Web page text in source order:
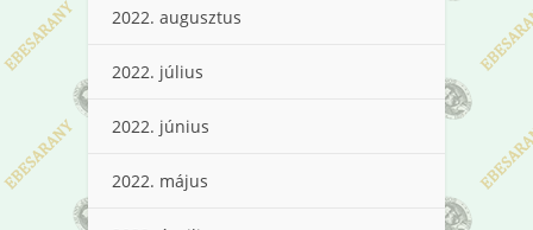
2022. augusztus
2022. július
2022. június
2022. május